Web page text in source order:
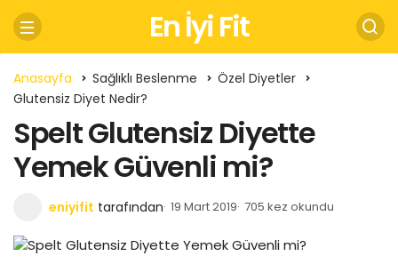
En İyi Fit
Anasayfa Sağlıklı Beslenme
Özel Diyetler
Glutensiz Diyet Nedir?
Spelt Glutensiz Diyette
Yemek Güvenli mi?
eniyifit tarafından 19 Mart 2019 705 kez okundu